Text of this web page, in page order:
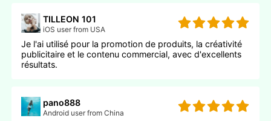
TILLEON 101
iOS user from USA
Je l'ai utilisé pour la promotion de produits, la créativité
publicitaire et le contenu commercial, avec d'excellents
résultats.
pano888
Android user from China